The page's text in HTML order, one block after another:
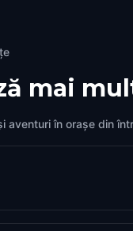
mai
aventuri în orașe din